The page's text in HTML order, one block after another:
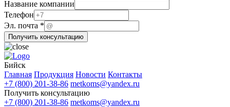
Эл.
ФИО
Название
Название компании
Телефон
Эл. почта *
Получить консультацию
Бийск
Главная Продукция Новости Контакты
+7 (800) 201-38-86 metkoms@yandex.ru
Получить консультацию
+7 (800) 201-38-86 metkoms@yandex.ru